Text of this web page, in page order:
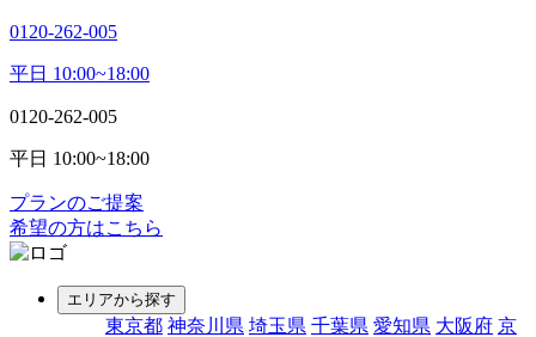
0120-262-005
平日 10:00~18:00
0120-262-005
平日 10:00~18:00
プランのご提案
希望の方はこちら
エリアから探す
東京都 神奈川県 埼玉県 千葉県 愛知県 大阪府 京